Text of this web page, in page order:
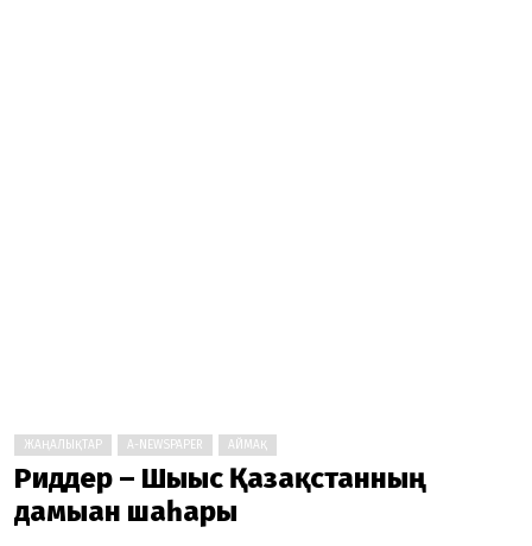
ЖАҢАЛЫҚТАР A-NEWSPAPER АЙМАҚ
Риддер – Шығыс Қазақстанның
дамыған шаһары